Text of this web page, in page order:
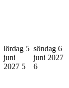
lördag 5
juni
2027 5
söndag 6
juni 2027
6